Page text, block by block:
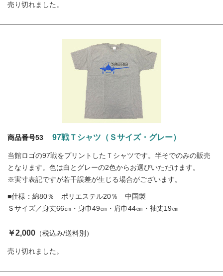
売り切れました。
商品番号53 97戦Ｔシャツ（Ｓサイズ・グレー）
当館ロゴの97戦をプリントしたＴシャツです。半そでのみの販売
となります。色は白とグレーの2色からお選びいただけます。
※実寸表記ですが若干誤差が生じる場合がございます。
■仕様：綿80％ ポリエステル20％ 中国製
Ｓサイズ／身丈66㎝・身巾49㎝・肩巾44㎝・袖丈19㎝
￥2,000 （税込み/送料別）
売り切れました。